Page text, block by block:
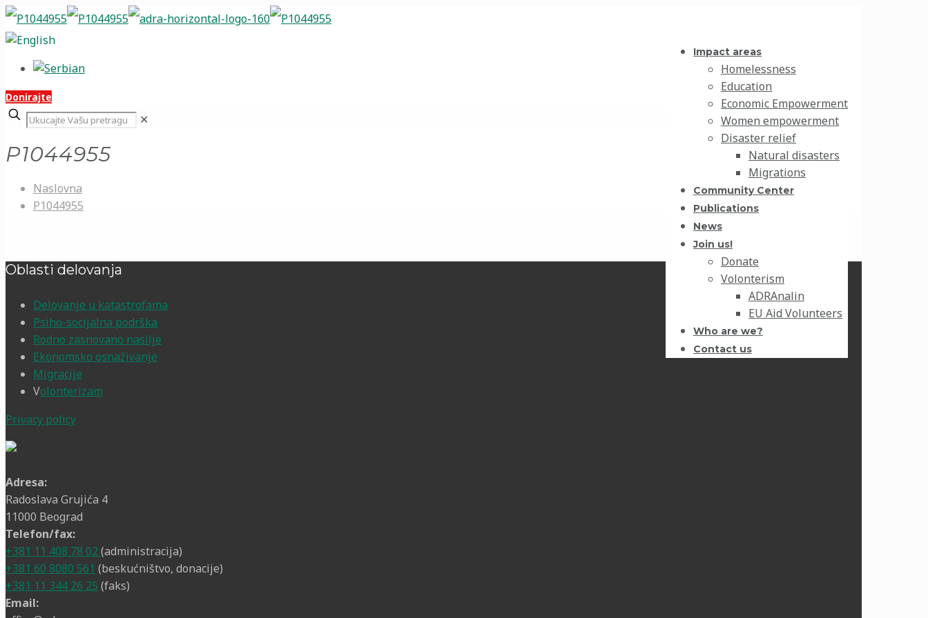
Impact areas
Homelessness
Education
Economic Empowerment
Women empowerment
Disaster relief
Natural disasters
Migrations
Community Center
Publications
News
Join us!
Donate
Volonterism
ADRAnalin
EU Aid Volunteers
Who are we?
Contact us
Donirajte
✕
P1044955
Naslovna
P1044955
Oblasti delovanja
Delovanje u katastrofama
Psiho-socijalna podrška
Rodno zasnovano nasilje
Ekonomsko osnaživanje
Migracije
Volonterizam
Privacy policy
Adresa:
Radoslava Grujića 4
11000 Beograd
Telefon/fax:
+381 11 408 78 02(administracija)
+381 60 8080 561 (beskućništvo, donacije)
+381 11 344 26 25 (faks)
Email: